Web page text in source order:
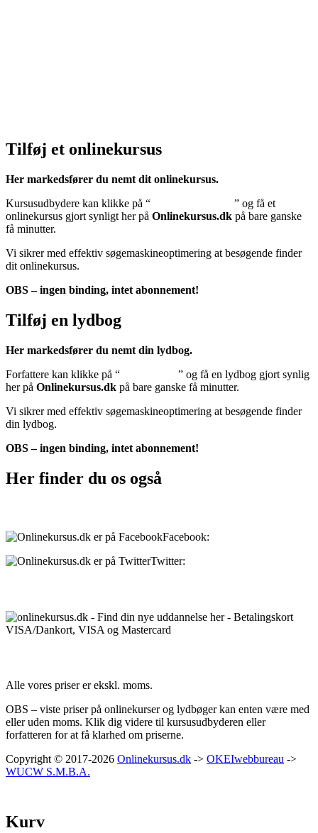
Tilføj et onlinekursus
Her markedsfører du nemt dit onlinekursus.
Kursusudbydere kan klikke på “
” og få et
onlinekursus gjort synligt her på Onlinekursus.dk på bare ganske
få minutter.
Vi sikrer med effektiv søgemaskineoptimering at besøgende finder
dit onlinekursus.
OBS – ingen binding, intet abonnement!
Tilføj en lydbog
Her markedsfører du nemt din lydbog.
Forfattere kan klikke på “
” og få en lydbog gjort synlig
her på Onlinekursus.dk på bare ganske få minutter.
Vi sikrer med effektiv søgemaskineoptimering at besøgende finder
din lydbog.
OBS – ingen binding, intet abonnement!
Her finder du os også
Facebook:
Twitter:
Alle vores priser er ekskl. moms.
OBS – viste priser på onlinekurser og lydbøger kan enten være med
eller uden moms. Klik dig videre til kursusudbyderen eller
forfatteren for at få klarhed om priserne.
Copyright © 2017-2026 Onlinekursus.dk -> OKEIwebbureau ->
WUCW S.M.B.A.
Kurv